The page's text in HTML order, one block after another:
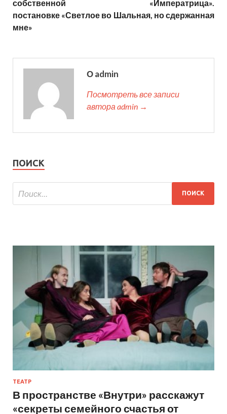
собственной
постановке «Светлое во
мне»
«Императрица».
Шальная, но сдержанная
О admin
Посмотреть все записи
автора admin →
ПОИСК
ТЕАТР
В пространстве «Внутри» расскажут
«секреты семейного счастья от